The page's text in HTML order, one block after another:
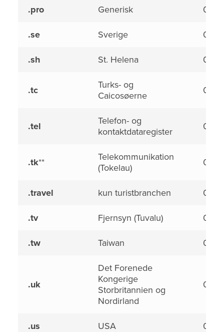
.pro Generisk 0,00
.se Sverige 0,00
.sh St. Helena 0,00
.tc
Turks- og
Caicosøerne
0,00
.tel
Telefon- og
kontaktdataregister
0,00
.tk**
Telekommunikation
(Tokelau)
0,00
.travel kun turistbranchen 0,00
.tv Fjernsyn (Tuvalu) 0,00
.tw Taiwan 0,00
.uk
Det Forenede
Kongerige
Storbritannien og
Nordirland
0,00
.us USA 0,00